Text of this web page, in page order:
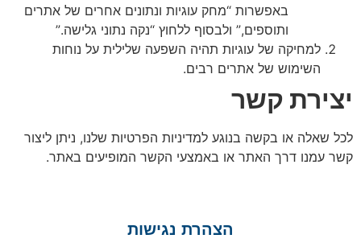
באפשרות “מחק עוגיות ונתונים אחרים של אתרים
ותוספים,” ולבסוף ללחוץ “נקה נתוני גלישה.”
למחיקה של עוגיות תהיה השפעה שלילית על נוחות
השימוש של אתרים רבים.
קשר
שאלה או בקשה בנוגע למדיניות הפרטיות שלנו, ניתן ליצור
עמנו דרך האתר או באמצעי הקשר המופיעים באתר.
הצהרת נגישות